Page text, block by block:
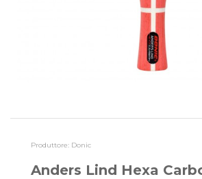
Produttore: Donic
Anders Lind Hexa